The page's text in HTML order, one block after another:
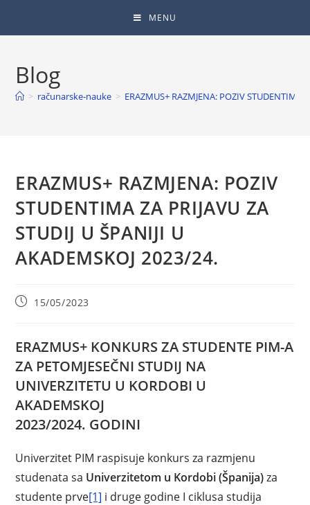
MENU
Blog
> računarske-nauke > ERAZMUS+ RAZMJENA: POZIV STUDENTIMA
ERAZMUS+ RAZMJENA: POZIV
STUDENTIMA ZA PRIJAVU ZA
STUDIJ U ŠPANIJI U
AKADEMSKOJ 2023/24.
15/05/2023
ERAZMUS+ KONKURS ZA STUDENTE PIM-A
ZA PETOMJESEČNI STUDIJ NA
UNIVERZITETU U KORDOBI U
AKADEMSKOJ
2023/2024. GODINI
Univerzitet PIM raspisuje konkurs za razmjenu
studenata sa Univerzitetom u Kordobi (Španija)za
studente prve[1] i druge godine I ciklusa studija